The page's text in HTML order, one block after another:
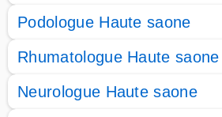
Podologue Haute saone
Rhumatologue Haute saone
Neurologue Haute saone